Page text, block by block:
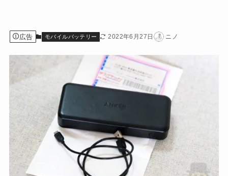
広告 モバイルバッテリー 2022年6月27日 ニノ